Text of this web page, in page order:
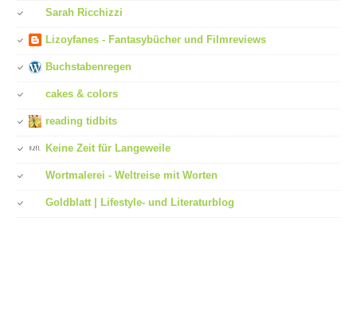
Sarah Ricchizzi
Lizoyfanes - Fantasybücher und Filmreviews
Buchstabenregen
cakes & colors
reading tidbits
Keine Zeit für Langeweile
Wortmalerei - Weltreise mit Worten
Goldblatt | Lifestyle- und Literaturblog